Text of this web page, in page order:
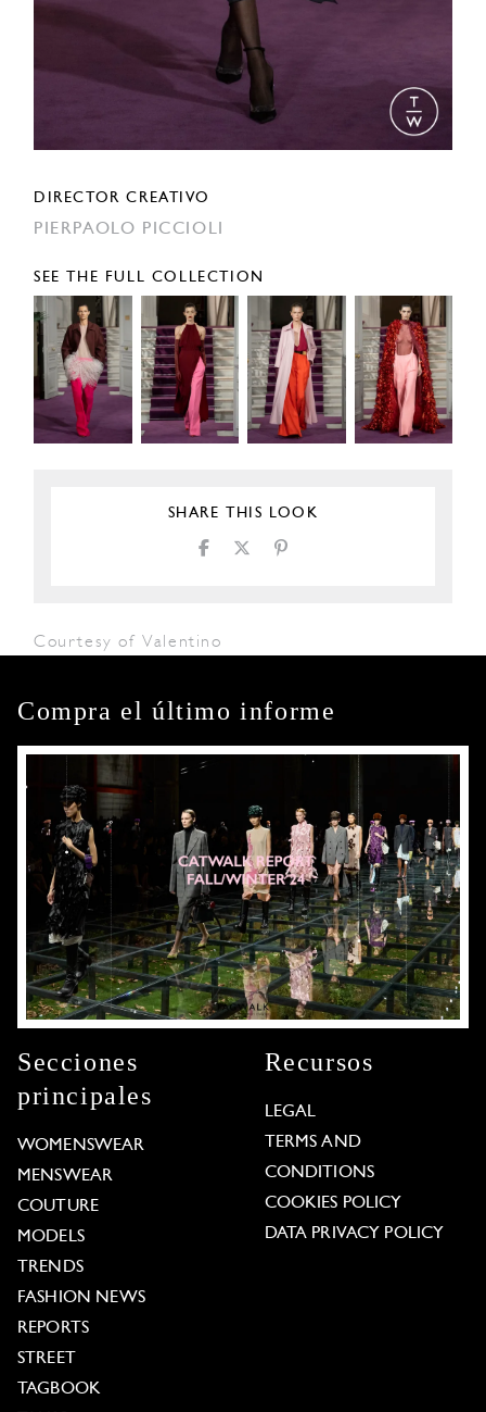
DIRECTOR CREATIVO
PIERPAOLO PICCIOLI
SEE THE FULL COLLECTION
SHARE THIS LOOK
Courtesy of Valentino
Compra el último informe
Secciones
principales
WOMENSWEAR
MENSWEAR
COUTURE
MODELS
TRENDS
FASHION NEWS
REPORTS
STREET
TAGBOOK
Recursos
LEGAL
TERMS AND
CONDITIONS
COOKIES POLICY
DATA PRIVACY POLICY